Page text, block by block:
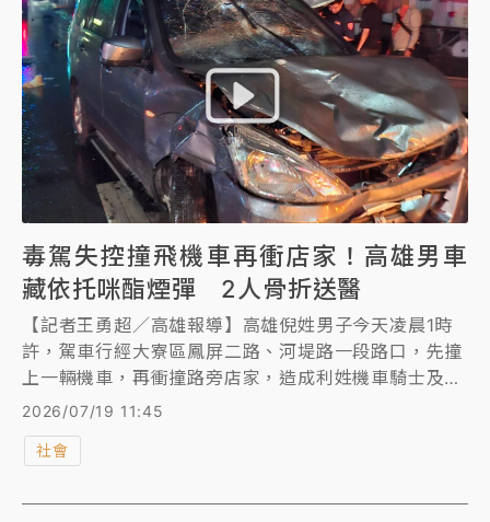
毒駕失控撞飛機車再衝店家！高雄男車
藏依托咪酯煙彈 2人骨折送醫
【記者王勇超／高雄報導】高雄倪姓男子今天凌晨1時
許，駕車行經大寮區鳳屏二路、河堤路一段路口，先撞
上一輛機車，再衝撞路旁店家，造成利姓機車騎士及後
載乘客李姓女友骨折送醫。警方在倪男車內查獲電子煙
後依違反《毒品危害防制條例》及公共危險罪送辦。
2026/07/19 11:45
社會